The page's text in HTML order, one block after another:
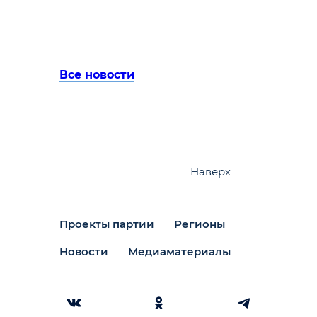
Все новости
Проекты партии Регионы
Новости Медиаматериалы
Наверх